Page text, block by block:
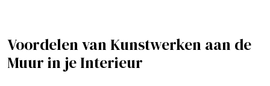
Voordelen van Kunstwerken aan de
Muur in je Interieur